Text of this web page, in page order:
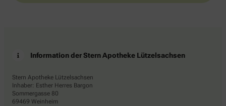
Information der Stern Apotheke Lützelsachsen
Stern Apotheke Lützelsachsen
Inhaber: Esther Herres Bargon
Sommergasse 80
69469 Weinheim